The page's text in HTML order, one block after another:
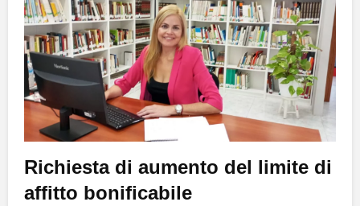
Richiesta di aumento del limite di
affitto bonificabile